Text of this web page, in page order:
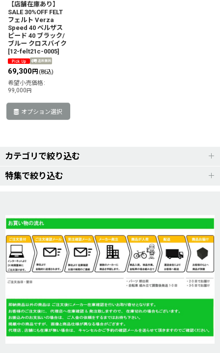
【店舗在庫あり】
SALE 30%OFF FELT
フェルト Verza
Speed 40 ベルザス
ピード 40 ブラック/
ブルー クロスバイク
[12-felt21c-0005]
69,300円 (税込)
希望小売価格 :
99,000円
オプション選択
カテゴリで絞り込む
SALSA CYCLES
ディレーラー金具
マウンテンバイク
特集で絞り込む
MONGOOSE(マングース)
HARO Bikes(ハロー)
GT(ジーティー)
SALSA BIKES (サルサ バイク)
GIOS(ジオス)